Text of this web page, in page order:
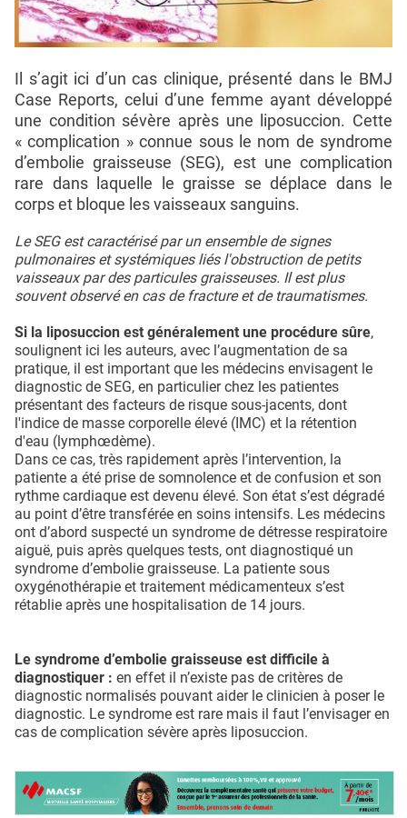
Il s’agit ici d’un cas clinique, présenté dans le BMJ
Case Reports, celui d’une femme ayant développé
une condition sévère après une liposuccion. Cette
« complication » connue sous le nom de syndrome
d’embolie graisseuse (SEG), est une complication
rare dans laquelle le graisse se déplace dans le
corps et bloque les vaisseaux sanguins.
Le SEG est caractérisé par un ensemble de signes
pulmonaires et systémiques liés l'obstruction de petits
vaisseaux par des particules graisseuses. Il est plus
souvent observé en cas de fracture et de traumatismes.
Si la liposuccion est généralement une procédure sûre,
soulignent ici les auteurs, avec l’augmentation de sa
pratique, il est important que les médecins envisagent le
diagnostic de SEG, en particulier chez les patientes
présentant des facteurs de risque sous-jacents, dont
l'indice de masse corporelle élevé (IMC) et la rétention
d'eau (lymphœdème).
Dans ce cas, très rapidement après l’intervention, la
patiente a été prise de somnolence et de confusion et son
rythme cardiaque est devenu élevé. Son état s’est dégradé
au point d’être transférée en soins intensifs. Les médecins
ont d’abord suspecté un syndrome de détresse respiratoire
aiguë, puis après quelques tests, ont diagnostiqué un
syndrome d’embolie graisseuse. La patiente sous
oxygénothérapie et traitement médicamenteux s’est
rétablie après une hospitalisation de 14 jours.
Le syndrome d’embolie graisseuse est difficile à
diagnostiquer : en effet il n’existe pas de critères de
diagnostic normalisés pouvant aider le clinicien à poser le
diagnostic. Le syndrome est rare mais il faut l’envisager en
cas de complication sévère après liposuccion.